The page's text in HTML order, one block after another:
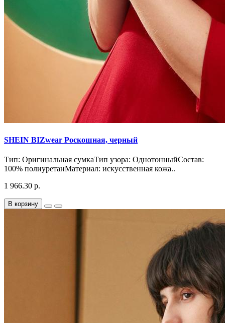
SHEIN BIZwear Роскошная, черный
Тип: Оригинальная сумкаТип узора: ОднотонныйСостав:
100% полиуретанМатериал: искусственная кожа..
1 966.30 р.
В корзину